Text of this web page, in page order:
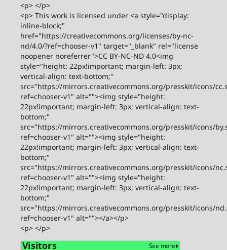
<p> </p>
<p> This work is licensed under <a style="display:
inline-block;"
href="https://creativecommons.org/licenses/by-nc-
nd/4.0/?ref=chooser-v1" target="_blank" rel="license
noopener noreferrer">CC BY-NC-ND 4.0<img
style="height: 22px!important; margin-left: 3px;
vertical-align: text-bottom;"
src="https://mirrors.creativecommons.org/presskit/icons/
ref=chooser-v1" alt=""><img style="height:
22px!important; margin-left: 3px; vertical-align: text-
bottom;"
src="https://mirrors.creativecommons.org/presskit/icons/
ref=chooser-v1" alt=""><img style="height:
22px!important; margin-left: 3px; vertical-align: text-
bottom;"
src="https://mirrors.creativecommons.org/presskit/icons/
ref=chooser-v1" alt=""><img style="height:
22px!important; margin-left: 3px; vertical-align: text-
bottom;"
src="https://mirrors.creativecommons.org/presskit/icons/
ref=chooser-v1" alt=""></a></p>
<p> </p>